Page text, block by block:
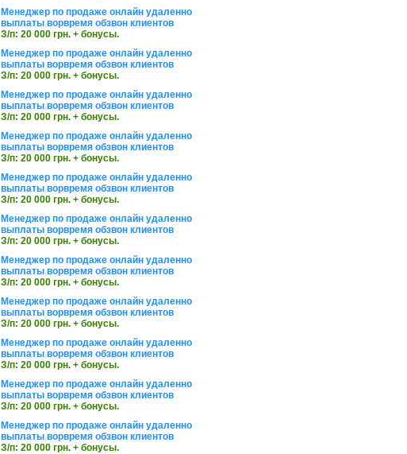
Менеджер по продаже онлайн удаленно
выплаты ворвремя обзвон клиентов
З/п: 20 000 грн. + бонусы.
Менеджер по продаже онлайн удаленно
выплаты ворвремя обзвон клиентов
З/п: 20 000 грн. + бонусы.
Менеджер по продаже онлайн удаленно
выплаты ворвремя обзвон клиентов
З/п: 20 000 грн. + бонусы.
Менеджер по продаже онлайн удаленно
выплаты ворвремя обзвон клиентов
З/п: 20 000 грн. + бонусы.
Менеджер по продаже онлайн удаленно
выплаты ворвремя обзвон клиентов
З/п: 20 000 грн. + бонусы.
Менеджер по продаже онлайн удаленно
выплаты ворвремя обзвон клиентов
З/п: 20 000 грн. + бонусы.
Менеджер по продаже онлайн удаленно
выплаты ворвремя обзвон клиентов
З/п: 20 000 грн. + бонусы.
Менеджер по продаже онлайн удаленно
выплаты ворвремя обзвон клиентов
З/п: 20 000 грн. + бонусы.
Менеджер по продаже онлайн удаленно
выплаты ворвремя обзвон клиентов
З/п: 20 000 грн. + бонусы.
Менеджер по продаже онлайн удаленно
выплаты ворвремя обзвон клиентов
З/п: 20 000 грн. + бонусы.
Менеджер по продаже онлайн удаленно
выплаты ворвремя обзвон клиентов
З/п: 20 000 грн. + бонусы.